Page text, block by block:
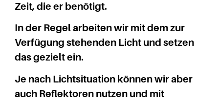
Zeit, die er benötigt.
In der Regel arbeiten wir mit dem zur
Verfügung stehenden Licht und setzen
das gezielt ein.
Je nach Lichtsituation können wir aber
auch Reflektoren nutzen und mit